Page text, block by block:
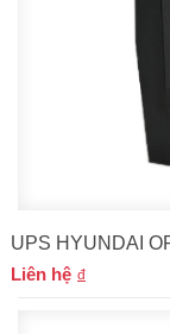
UPS HYUNDAI
Liên hệ